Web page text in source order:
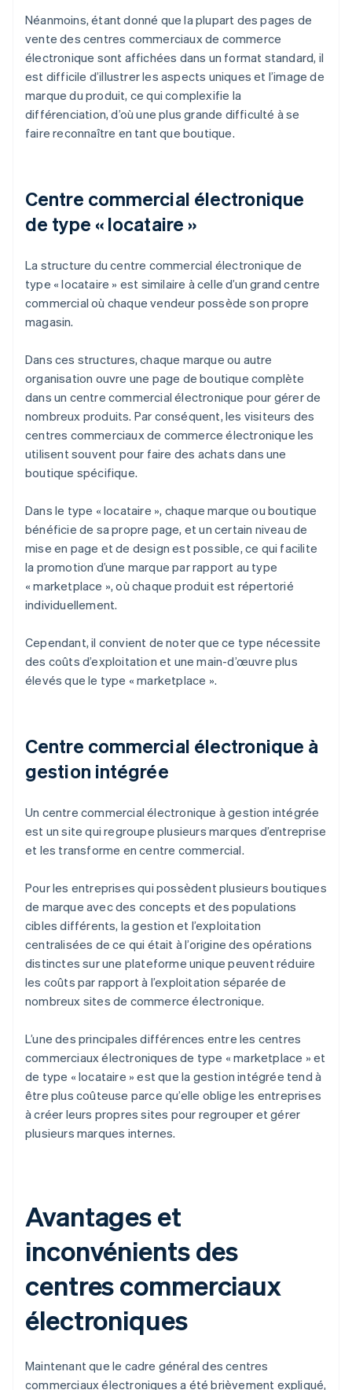
Néanmoins, étant donné que la plupart des pages de
vente des centres commerciaux de commerce
électronique sont affichées dans un format standard, il
est difficile d’illustrer les aspects uniques et l’image de
marque du produit, ce qui complexifie la
différenciation, d’où une plus grande difficulté à se
faire reconnaître en tant que boutique.
Centre commercial électronique
de type « locataire »
La structure du centre commercial électronique de
type « locataire » est similaire à celle d’un grand centre
commercial où chaque vendeur possède son propre
magasin.
Dans ces structures, chaque marque ou autre
organisation ouvre une page de boutique complète
dans un centre commercial électronique pour gérer de
nombreux produits. Par conséquent, les visiteurs des
centres commerciaux de commerce électronique les
utilisent souvent pour faire des achats dans une
boutique spécifique.
Dans le type « locataire », chaque marque ou boutique
bénéficie de sa propre page, et un certain niveau de
mise en page et de design est possible, ce qui facilite
la promotion d’une marque par rapport au type
« marketplace », où chaque produit est répertorié
individuellement.
Cependant, il convient de noter que ce type nécessite
des coûts d’exploitation et une main-d’œuvre plus
élevés que le type « marketplace ».
Centre commercial électronique à
gestion intégrée
Un centre commercial électronique à gestion intégrée
est un site qui regroupe plusieurs marques d’entreprise
et les transforme en centre commercial.
Pour les entreprises qui possèdent plusieurs boutiques
de marque avec des concepts et des populations
cibles différents, la gestion et l’exploitation
centralisées de ce qui était à l’origine des opérations
distinctes sur une plateforme unique peuvent réduire
les coûts par rapport à l’exploitation séparée de
nombreux sites de commerce électronique.
L’une des principales différences entre les centres
commerciaux électroniques de type « marketplace » et
de type « locataire » est que la gestion intégrée tend à
être plus coûteuse parce qu’elle oblige les entreprises
à créer leurs propres sites pour regrouper et gérer
plusieurs marques internes.
Avantages et
inconvénients des
centres commerciaux
électroniques
Maintenant que le cadre général des centres
commerciaux électroniques a été brièvement expliqué,